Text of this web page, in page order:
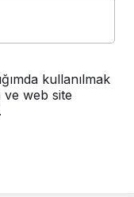
kullanılmak
ve web site